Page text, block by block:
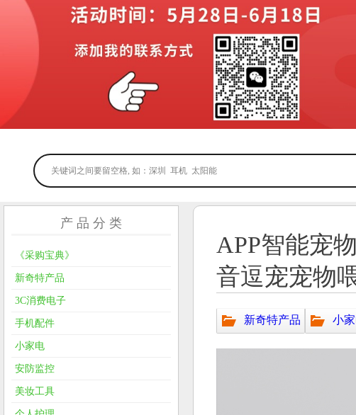
APP智能宠
音逗宠宠物
新奇特产品 小
产 品 分 类
《采购宝典》
新奇特产品
3C消费电子
手机配件
小家电
安防监控
美妆工具